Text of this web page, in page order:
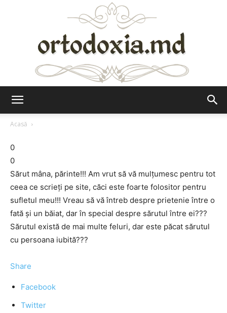
Acasă
0
0
Sărut mâna, părinte!!! Am vrut să vă mulțumesc pentru tot
ceea ce scrieți pe site, căci este foarte folositor pentru
sufletul meu!!! Vreau să vă întreb despre prietenie între o
fată și un băiat, dar în special despre sărutul între ei???
Sărutul există de mai multe feluri, dar este păcat sărutul
cu persoana iubită???
Share
Facebook
Twitter